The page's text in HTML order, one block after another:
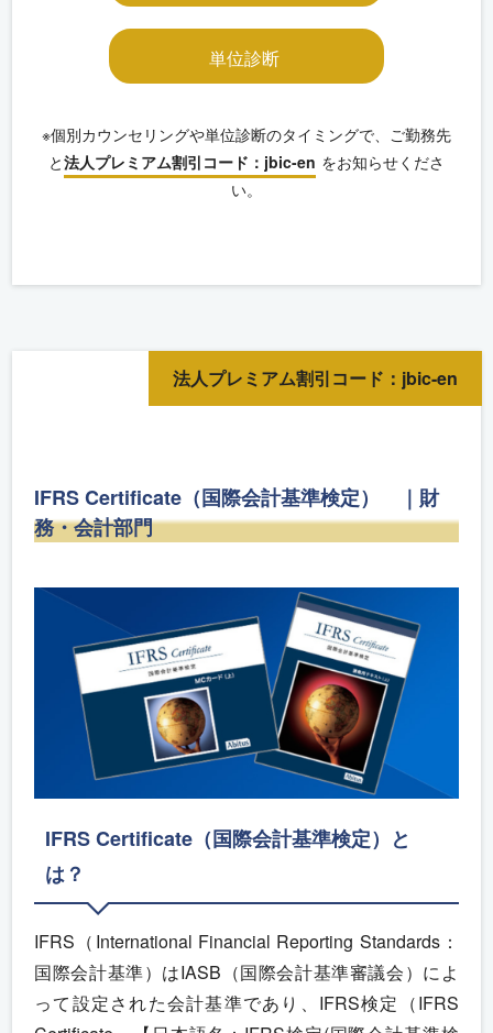
単位診断
※個別カウンセリングや単位診断のタイミングで、ご勤務先
と法人プレミアム割引コード：jbic-en をお知らせくださ
い。
法人プレミアム割引コード：jbic-en
IFRS Certificate（国際会計基準検定） ｜財
務・会計部門
IFRS Certificate（国際会計基準検定）と
は？
IFRS（International Financial Reporting Standards：
国際会計基準）はIASB（国際会計基準審議会）によ
って設定された会計基準であり、IFRS検定（IFRS